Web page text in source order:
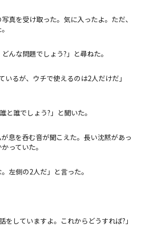
真を受け取った。気に入ったよ。ただ、
んな問題でしょう?」と尋ねた。
いるが、ウチで使えるのは2人だけだ」
と誰でしょう?」と聞いた。
息を呑む音が聞こえた。長い沈黙があっ
っていた。
左側の2人だ」と言った。
をしていますよ。これからどうすれば?」